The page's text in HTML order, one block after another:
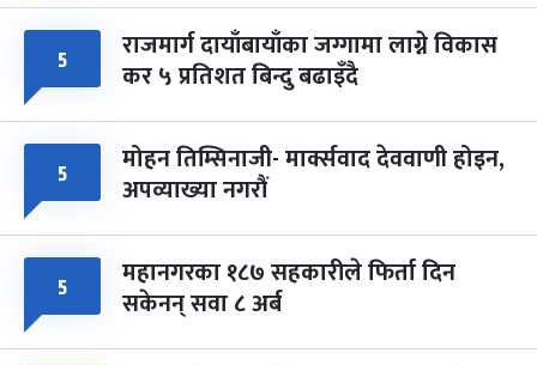
५ राजमार्ग दायाँबायाँका जग्गामा लाग्ने विकास
कर ५ प्रतिशत बिन्दु बढाइँदै
५ मोहन तिम्सिनाजी- मार्क्सवाद देववाणी होइन,
अपव्याख्या नगरौं
५ महानगरका १८७ सहकारीले फिर्ता दिन
सकेनन् सवा ८ अर्ब